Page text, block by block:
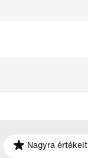
Nagyra értékelt